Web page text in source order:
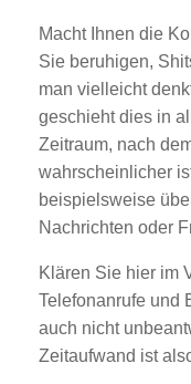
Macht Ihnen die
Sie beruhigen,
man vielleicht
geschieht dies in
Zeitraum, nach
wahrscheinlicher
beispielsweise
Nachrichten oder
Klären Sie hier im
Telefonanrufe und
auch nicht
Zeitaufwand ist